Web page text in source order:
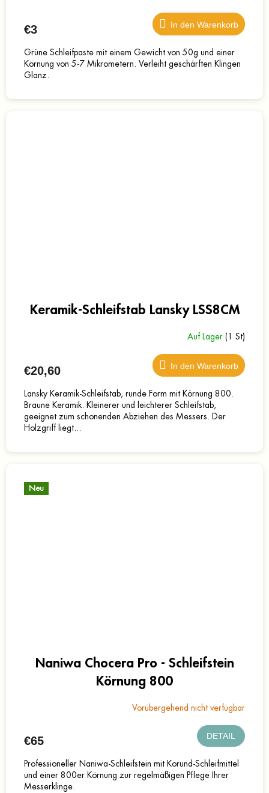
€3 In den Warenkorb
Grüne Schleifpaste mit einem Gewicht von 50g und einer
Körnung von 5-7 Mikrometern. Verleiht geschärften Klingen
Glanz.
Keramik-Schleifstab Lansky LSS8CM
Auf Lager (1 St)
€20,60 In den Warenkorb
Lansky Keramik-Schleifstab, runde Form mit Körnung 800.
Braune Keramik. Kleinerer und leichterer Schleifstab,
geeignet zum schonenden Abziehen des Messers. Der
Holzgriff liegt...
Neu
Naniwa Chocera Pro - Schleifstein
Körnung 800
Vorübergehend nicht verfügbar
€65 DETAIL
Professioneller Naniwa-Schleifstein mit Korund-Schleifmittel
und einer 800er Körnung zur regelmäßigen Pflege Ihrer
Messerklinge.